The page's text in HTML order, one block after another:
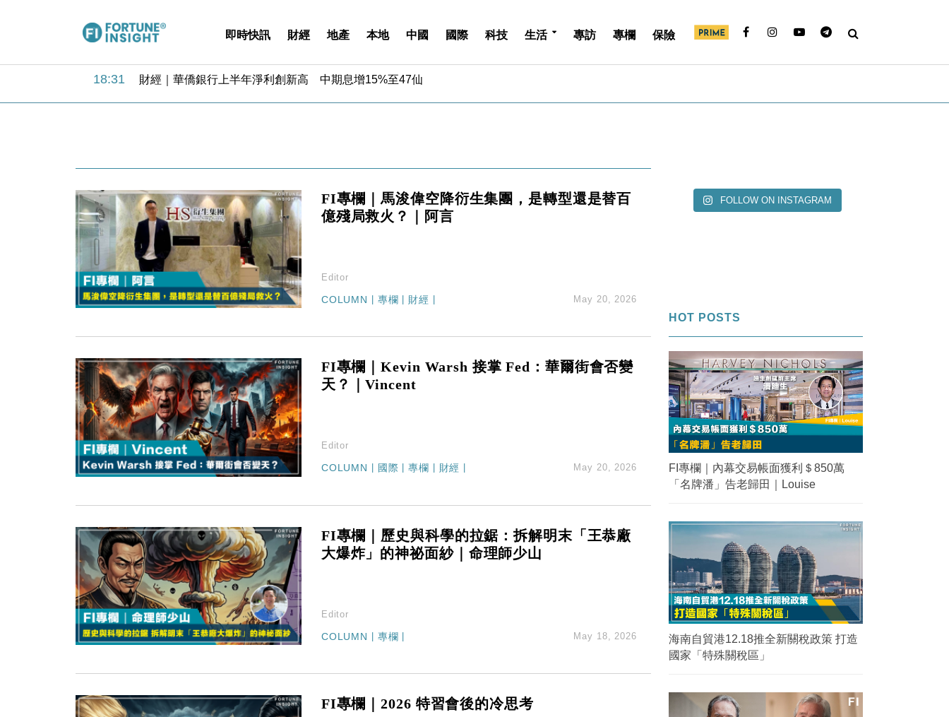
即時快訊 財經 地產 本地 中國 國際 科技 生活 專訪 專欄 保險
18:31 財經｜華僑銀行上半年淨利創新高 中期息增15%至47仙
15:11 財經｜韓股反覆波動收跌 連挫7周創逾3年最長跌勢
12:44 財經｜日本春季三度入市撐日圓 4月單日斥6.28萬億日圓干預創新高
11:12 國際｜特朗普料美伊戰事快結束 承認部分彈藥庫存緊張
15:59 財經｜SA售股自救後再出手 斥4億美元押注未上市公司
18:31 財經｜華僑銀行上半年淨利創新高 中期息增15%至47仙
17:33 財經｜滙豐上調香港今年GDP預測至4.5% 看好貿易及消費表現
16:47 本地｜假冒內地執法人員要求交「保證金」 43歲女子損失近6900萬元
16:05 財經｜日經失守6.5萬點後回穩 全周仍升近2%
13:44 財經｜內地7月美元計價出口增近24%勝預期 貿易順差達1125億美元
12:44 財經｜日本春季三度入市撐日圓 4月單日斥6.28萬億日圓干預創新高
11:12 國際｜特朗普料美伊戰事快結束 承認部分彈藥庫存緊張
15:59 財經｜SA售股自救後再出手 斥4億美元押注未上市公司
FI專欄｜馬浚偉空降衍生集團，是轉型還是替百
億殘局救火？｜阿言
Editor
COLUMN 專欄 財經 May 20, 2026
FI專欄｜Kevin Warsh 接掌 Fed：華爾街會否變
天？｜Vincent
Editor
COLUMN 國際 |專欄 財經 May 20, 2026
FI專欄｜歷史與科學的拉鋸：拆解明末「王恭廠
大爆炸」的神祕面紗｜命理師少山
Editor
COLUMN 專欄 May 18, 2026
FI專欄｜2026 特習會後的冷思考
FOLLOW ON INSTAGRAM
HOT POSTS
FI專欄｜內幕交易帳面獲利＄850萬
「名牌潘」告老歸田｜Louise
海南自貿港12.18推全新關稅政策 打造
國家「特殊關稅區」